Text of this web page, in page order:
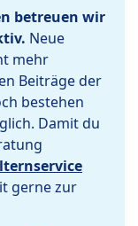
betreuen wir
Neue
mehr
Beiträge der
bestehen
Damit du
gerne zur